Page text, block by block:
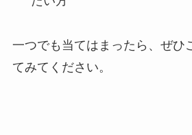
一つでも当てはまったら、ぜひ
てみてください。